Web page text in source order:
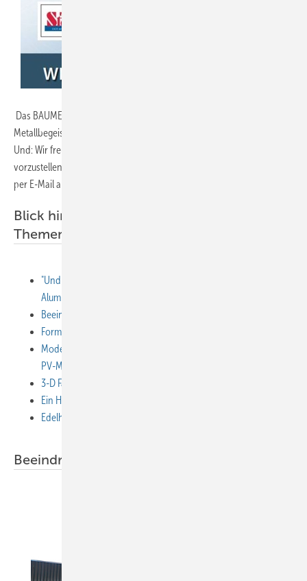
Das BAUMETALL-Redaktionsteam lädt Sie ein, sich von der
Metallbegeisterung Ihrer Kolleginnen und Kollegen zu überzeugen.
Und: Wir freuen uns darauf, auch Ihre Lieblings-Metallfassade
vorzustellen. Dazu können Sie Ihre liebsten Fassadenprojekte einfach
per E-Mail an
Blick hinter die Fassade - BAUMETALL-
Themenreportagen
"Und jedem Anfang wohnt ein Zauber inne" - Glänzende
Aluminiumfassade
Beeindruckende Kupfer-Struktur-Steckfalzfassade
Formschönes Messing-Mysterium
Modern: Stahlmodulfassade mit flächenbündig integrierten
PV-Modulen
3-D Fassade aus Aluminiumverbundplatten
Ein Harnisch für die Ritterburg
Edelhülle für Strom-Umspannwerk
Beeindruckende Fassadenprojekte